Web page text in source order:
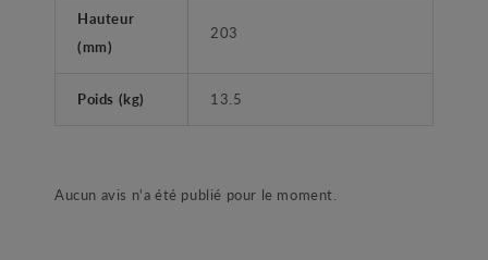
Hauteur
(mm)
203
Poids (kg) 13.5
Aucun avis n'a été publié pour le moment.